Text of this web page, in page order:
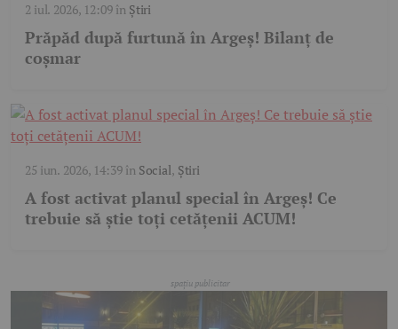
2 iul. 2026, 12:09în Știri
Prăpăd după furtună în Argeș! Bilanț de
coșmar
25 iun. 2026, 14:39în Social, Știri
A fost activat planul special în Argeș! Ce
trebuie să știe toți cetățenii ACUM!